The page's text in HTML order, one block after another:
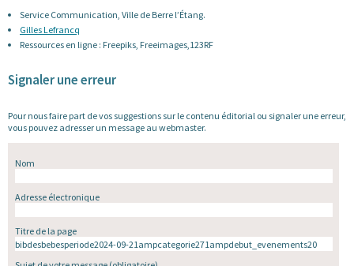
Service Communication, Ville de Berre l’Étang.
Gilles Lefrancq
Ressources en ligne : Freepiks, Freeimages,123RF
Signaler une erreur
Pour nous faire part de vos suggestions sur le contenu éditorial ou signaler une erreur,
vous pouvez adresser un message au webmaster.
Nom
Adresse électronique
Titre de la page